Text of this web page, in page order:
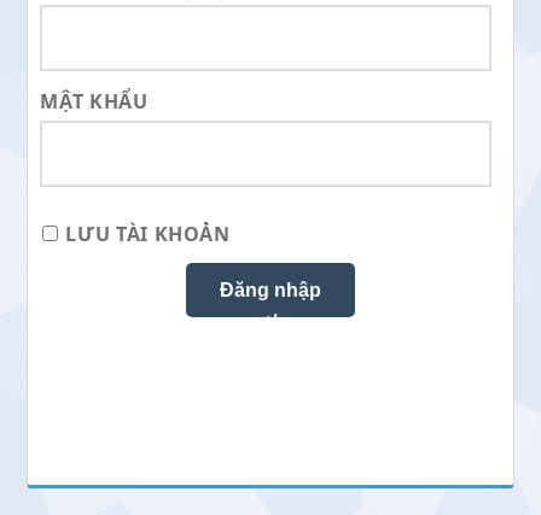
MẬT KHẨU
LƯU TÀI KHOẢN